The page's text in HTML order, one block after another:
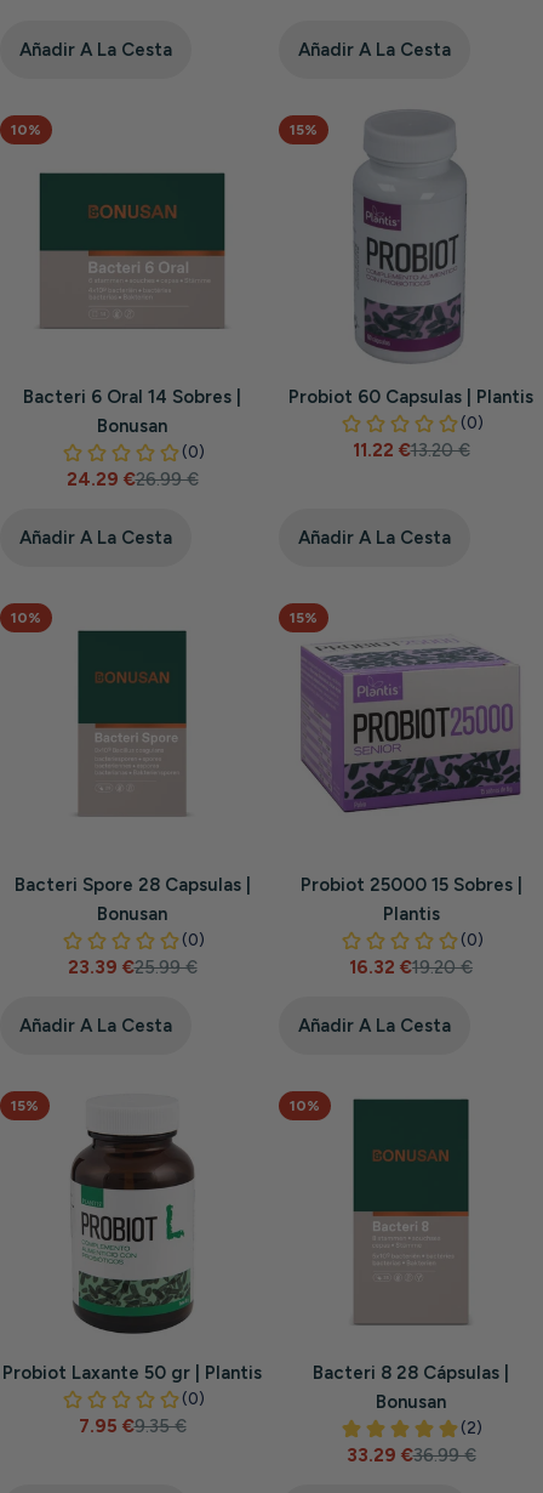
venta
Añadir A La Cesta
venta
Añadir A La Cesta
10%
Bacteri 6 Oral 14 Sobres |
Bonusan
Precio
venta
24.29 €Precio
26.99 €
Añadir A La Cesta
15%
Probiot 60 Capsulas | Plantis
Precio
11.22 €Precio
13.20 €
Añadir A La Cesta
10%
Bacteri Spore 28 Capsulas |
Bonusan
Precio
venta
23.39 €Precio
25.99 €
Añadir A La Cesta
15%
Probiot 25000 15 Sobres |
Plantis
Precio
venta
16.32 €Precio
19.20 €
Añadir A La Cesta
15%
Probiot Laxante 50 gr | Plantis
Precio
7.95 €Precio
9.35 €
10%
Bacteri 8 28 Cápsulas |
Bonusan
Precio
33.29 €Precio
36.99 €